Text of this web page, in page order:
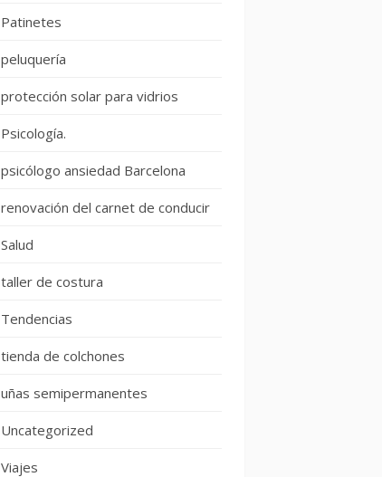
Patinetes
peluquería
protección solar para vidrios
Psicología.
psicólogo ansiedad Barcelona
renovación del carnet de conducir
Salud
taller de costura
Tendencias
tienda de colchones
uñas semipermanentes
Uncategorized
Viajes